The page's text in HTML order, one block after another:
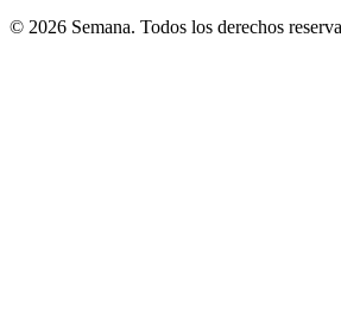
© 2026 Semana. Todos los derechos